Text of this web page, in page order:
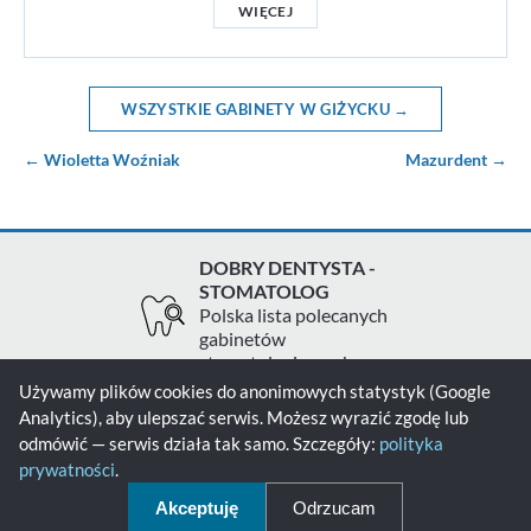
WIĘCEJ
WSZYSTKIE GABINETY W GIŻYCKU →
← Wioletta Woźniak Mazurdent →
DOBRY DENTYSTA -
STOMATOLOG
Polska lista polecanych
gabinetów
stomatologicznych
Zgłoś gabinet Kontakt
Polityka prywatności
Polityka cookies
© 2026 - Dobry Dentysta - Stomatolog - Wszelkie prawa zastrzeżone
Używamy plików cookies do anonimowych statystyk (Google
Analytics), aby ulepszać serwis. Możesz wyrazić zgodę lub
odmówić — serwis działa tak samo. Szczegóły: polityka
prywatności.
Akceptuję Odrzucam